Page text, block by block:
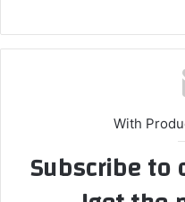
With
Subscribe to